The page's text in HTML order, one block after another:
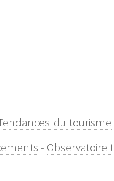
du tourisme
- Observatoire